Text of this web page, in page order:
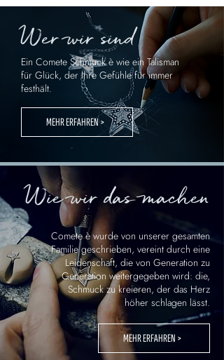
Wer wir sind
Ein Comete Schmuck è wie ein Talisman
für Glück, der Ihre Gefühle für immer
festhält.
MEHR ERFAHREN >
Wie wir das machen
.
Comete è wurde von unserer gesamten
Familie geschrieben, vereint durch eine
Leidenschaft, die von Generation zu
Generation weitergegeben wird: die,
Schmuck zu kreieren, der das Herz
höher schlagen lässt.
MEHR ERFAHREN >